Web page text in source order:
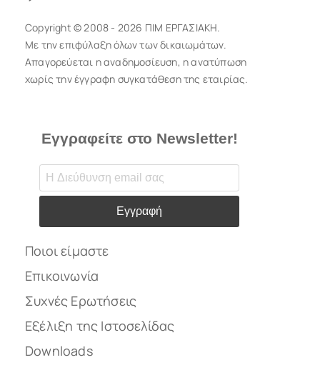
Copyright © 2008 - 2026 ΠΙΜ ΕΡΓΑΣΙΑΚΗ.
Με την επιφύλαξη όλων των δικαιωμάτων.
Απαγορεύεται η αναδημοσίευση, η ανατύπωση
χωρίς την έγγραφη συγκατάθεση της εταιρίας.
Εγγραφείτε στο Newsletter!
Εγγραφή
Ποιοι είμαστε
Επικοινωνία
Συχνές Ερωτήσεις
Εξέλιξη της Ιστοσελίδας
Downloads